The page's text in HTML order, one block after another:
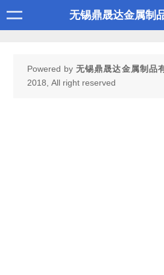
无锡鼎晟达金属制
Powered by无锡鼎晟达金属制品
2018, All right reserved